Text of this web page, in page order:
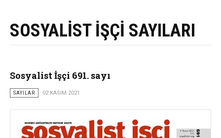
SOSYALİST İŞÇİ SAYILARI
Sosyalist İşçi 691. sayı
SAYILAR 02 KASIM 2021